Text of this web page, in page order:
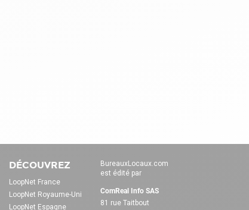
DÉCOUVREZ
LoopNet France
LoopNet Royaume-Uni
LoopNet Espagne
BureauxLocaux.com
est édité par
ComReal Info SAS
81 rue Taitbout